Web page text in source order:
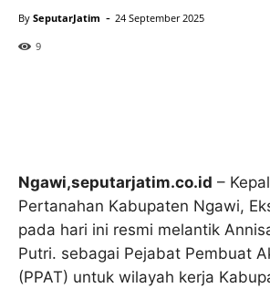
By SeputarJatim - 24 September 2025
9
Ngawi,seputarjatim.co.id –
Pertanahan Kabupaten Ngawi,
pada hari ini resmi melantik
Putri. sebagai Pejabat Pembuat
(PPAT) untuk wilayah kerja